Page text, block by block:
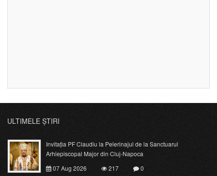
ULTIMELE ȘTIRI
Invitația PF Claudiu la Pelerinajul de la Sanctuarul
Arhiepiscopal Major din Cluj-Napoca
07 Aug 2026
217
0